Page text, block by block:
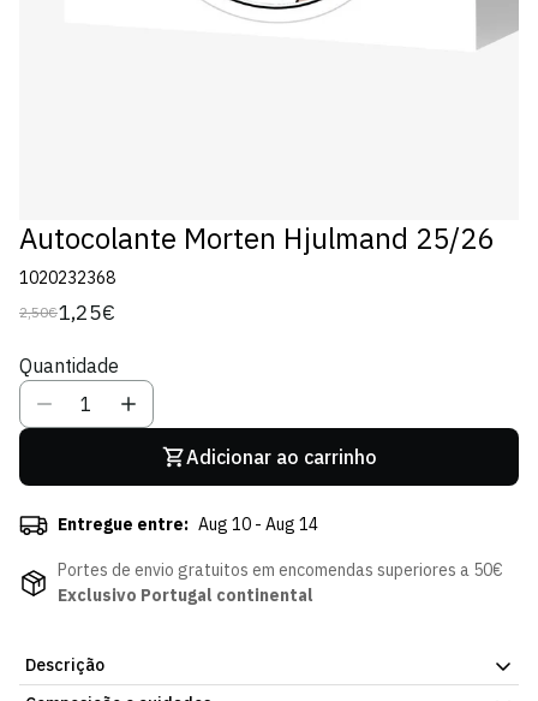
Autocolante Morten Hjulmand 25/26
1020232368
Preço
2,50€
Preço
venda
1,25€
Quantidade
Adicionar ao carrinho
Entregue entre: Aug 10 - Aug 14
Portes de envio gratuitos em encomendas superiores a 50€
Exclusivo Portugal continental
Descrição